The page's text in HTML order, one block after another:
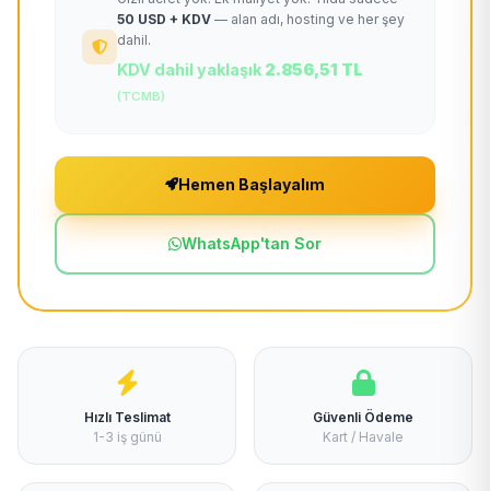
50 USD + KDV — alan adı, hosting ve her şey
dahil.
KDV dahil yaklaşık 2.856,51 TL
(TCMB)
Hemen Başlayalım
WhatsApp'tan Sor
Hızlı Teslimat
1-3 iş günü
Güvenli Ödeme
Kart / Havale